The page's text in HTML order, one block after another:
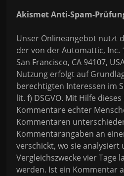
Akismet Anti-Spam-
Unser Onlineangebot nutzt
der von der Automattic, Inc.
San Francisco, CA 94107,
Nutzung erfolgt auf
berechtigten Interessen im
lit. f) DSGVO. Mit Hilfe
Kommentare echter
Kommentaren
Kommentarangaben an
verschickt, wo sie analysiert
Vergleichszwecke vier Tage
werden. Ist ein Kommentar